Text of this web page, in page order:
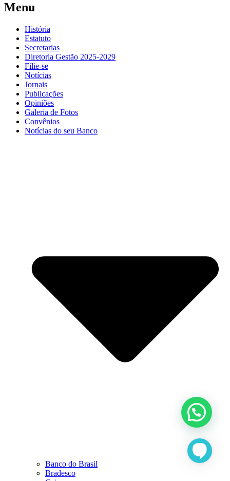
Menu
História
Estatuto
Secretarias
Diretoria Gestão 2025-2029
Filie-se
Notícias
Jornais
Publicações
Opiniões
Galeria de Fotos
Convênios
Notícias do seu Banco
Banco do Brasil
Bradesco